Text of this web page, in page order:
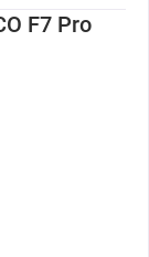
F7 Pro